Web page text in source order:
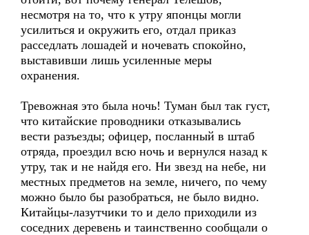
несмотря на то, что к утру японцы могли
усилиться и окружить его, отдал приказ
расседлать лошадей и ночевать спокойно,
выставивши лишь усиленные меры
охранения.
Тревожная это была ночь! Туман был так густ,
что китайские проводники отказывались
вести разъезды; офицер, посланный в штаб
отряда, проездил всю ночь и вернулся назад к
утру, так и не найдя его. Ни звезд на небе, ни
местных предметов на земле, ничего, по чему
можно было бы разобраться, не было видно.
Китайцы-лазутчики то и дело приходили из
соседних деревень и таинственно сообщали о